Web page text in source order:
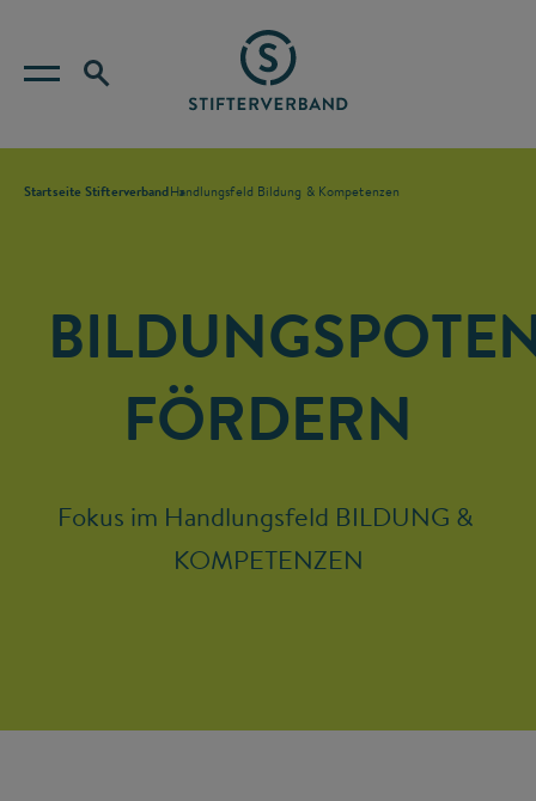
Startseite StifterverbandHandlungsfeld Bildung & Kompetenzen
FÖRDERN
Fokus im Handlungsfeld BILDUNG &
KOMPETENZEN